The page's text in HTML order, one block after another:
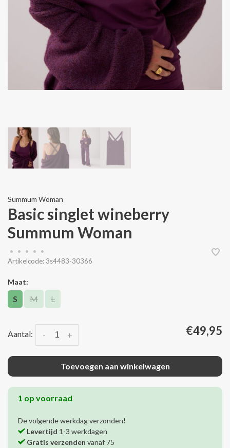
Summum Woman
Basic singlet wineberry
Summum Woman
• • • •
•
Artikelcode: 3s4483-30366
Maat:
S M L
Aantal: +
- €49,95
Toevoegen aan winkelwagen
1 op voorraad
De volgende werkdag verzonden!
Levertijd 1-3 werkdagen
Gratis verzenden vanaf 75